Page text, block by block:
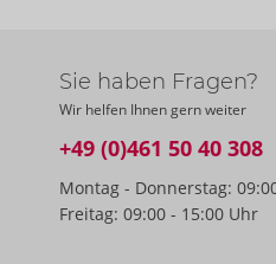
Sie haben Fragen?
Wir helfen Ihnen gern weiter
+49 (0)461 50 40 308
Montag - Donnerstag:
Freitag: 09:00 - 15:00 Uhr